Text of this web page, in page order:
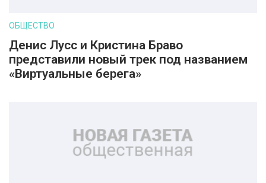
ОБЩЕСТВО
Денис Лусс и Кристина Браво
представили новый трек под названием
«Виртуальные берега»